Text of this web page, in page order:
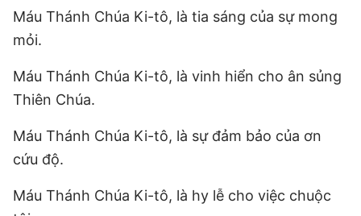
Máu Thánh Chúa Ki-tô, là tia sáng của sự mong
mỏi.
Máu Thánh Chúa Ki-tô, là vinh hiển cho ân sủng
Thiên Chúa.
Máu Thánh Chúa Ki-tô, là sự đảm bảo của ơn
cứu độ.
Máu Thánh Chúa Ki-tô, là hy lễ cho việc chuộc